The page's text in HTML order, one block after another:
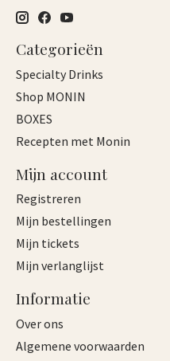
Categorieën
Specialty Drinks
Shop MONIN
BOXES
Recepten met Monin
Mijn account
Registreren
Mijn bestellingen
Mijn tickets
Mijn verlanglijst
Informatie
Over ons
Algemene voorwaarden